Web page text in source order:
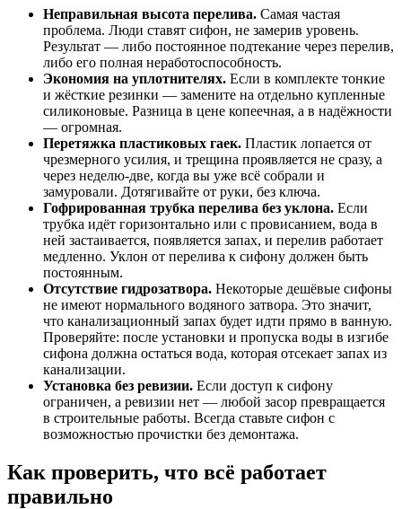
Неправильная высота перелива. Самая частая
проблема. Люди ставят сифон, не замерив уровень.
Результат — либо постоянное подтекание через перелив,
либо его полная неработоспособность.
Экономия на уплотнителях. Если в комплекте тонкие
и жёсткие резинки — замените на отдельно купленные
силиконовые. Разница в цене копеечная, а в надёжности
— огромная.
Перетяжка пластиковых гаек. Пластик лопается от
чрезмерного усилия, и трещина проявляется не сразу, а
через неделю-две, когда вы уже всё собрали и
замуровали. Дотягивайте от руки, без ключа.
Гофрированная трубка перелива без уклона. Если
трубка идёт горизонтально или с провисанием, вода в
ней застаивается, появляется запах, и перелив работает
медленно. Уклон от перелива к сифону должен быть
постоянным.
Отсутствие гидрозатвора. Некоторые дешёвые сифоны
не имеют нормального водяного затвора. Это значит,
что канализационный запах будет идти прямо в ванную.
Проверяйте: после установки и пропуска воды в изгибе
сифона должна остаться вода, которая отсекает запах из
канализации.
Установка без ревизии. Если доступ к сифону
ограничен, а ревизии нет — любой засор превращается
в строительные работы. Всегда ставьте сифон с
возможностью прочистки без демонтажа.
Как проверить, что всё работает
правильно